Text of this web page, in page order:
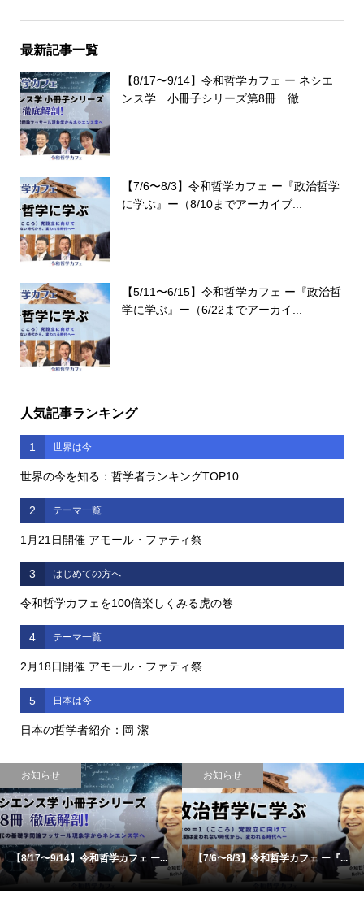
最新記事一覧
【8/17〜9/14】令和哲学カフェ ー ネシエ
ンス学 小冊子シリーズ第8冊 徹...
【7/6〜8/3】令和哲学カフェ ー『政治哲学
に学ぶ』ー（8/10までアーカイブ...
【5/11〜6/15】令和哲学カフェ ー『政治哲
学に学ぶ』ー（6/22までアーカイ...
人気記事ランキング
1 世界は今
世界の今を知る：哲学者ランキングTOP10
2 テーマ一覧
1月21日開催 アモール・ファティ祭
3 はじめての方へ
令和哲学カフェを100倍楽しくみる虎の巻
4 テーマ一覧
2月18日開催 アモール・ファティ祭
5 日本は今
日本の哲学者紹介：岡 潔
お知らせ
【8/17〜9/14】令和哲学カフェ ー...
お知らせ
【7/6〜8/3】令和哲学カフェ ー『...